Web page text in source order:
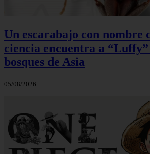
Un escarabajo con nombre
ciencia encuentra a “Luffy”
bosques de Asia
05/08/2026